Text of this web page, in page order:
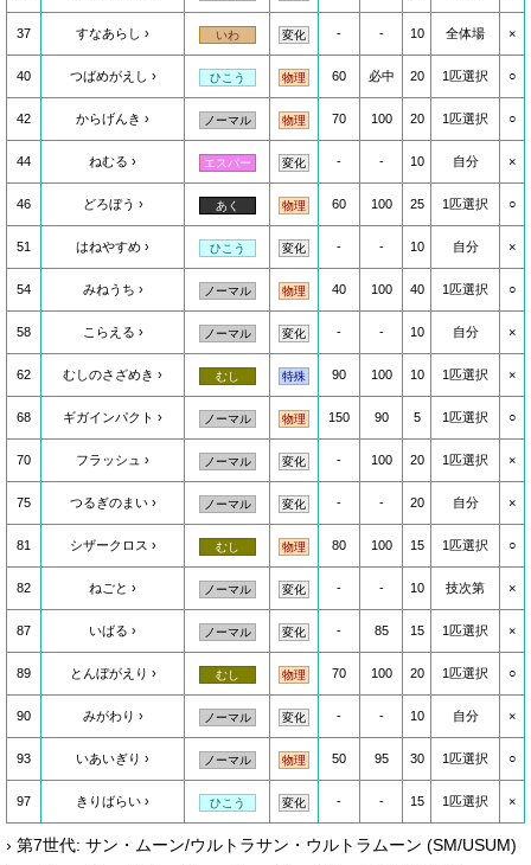
37 すなあらし いわ 変化 - - 10 全体場 ×
40 つばめがえし ひこう 物理 60 必中 20 1匹選択 ○
42 からげんき ノーマル 物理 70 100 20 1匹選択 ○
44 ねむる エスパー 変化 - - 10 自分 ×
46 どろぼう あく 物理 60 100 25 1匹選択 ○
51 はねやすめ ひこう 変化 - - 10 自分 ×
54 みねうち ノーマル 物理 40 100 40 1匹選択 ○
58 こらえる ノーマル 変化 - - 10 自分 ×
62 むしのさざめき むし 特殊 90 100 10 1匹選択 ×
68 ギガインパクト ノーマル 物理 150 90 5 1匹選択 ○
70 フラッシュ ノーマル 変化 - 100 20 1匹選択 ×
75 つるぎのまい ノーマル 変化 - - 20 自分 ×
81 シザークロス むし 物理 80 100 15 1匹選択 ○
82 ねごと ノーマル 変化 - - 10 技次第 ×
87 いばる ノーマル 変化 - 85 15 1匹選択 ×
89 とんぼがえり むし 物理 70 100 20 1匹選択 ○
90 みがわり ノーマル 変化 - - 10 自分 ×
93 いあいぎり ノーマル 物理 50 95 30 1匹選択 ○
97 きりばらい ひこう 変化 - - 15 1匹選択 ×
› 第7世代: サン・ムーン/ウルトラサン・ウルトラムーン (SM/USUM)